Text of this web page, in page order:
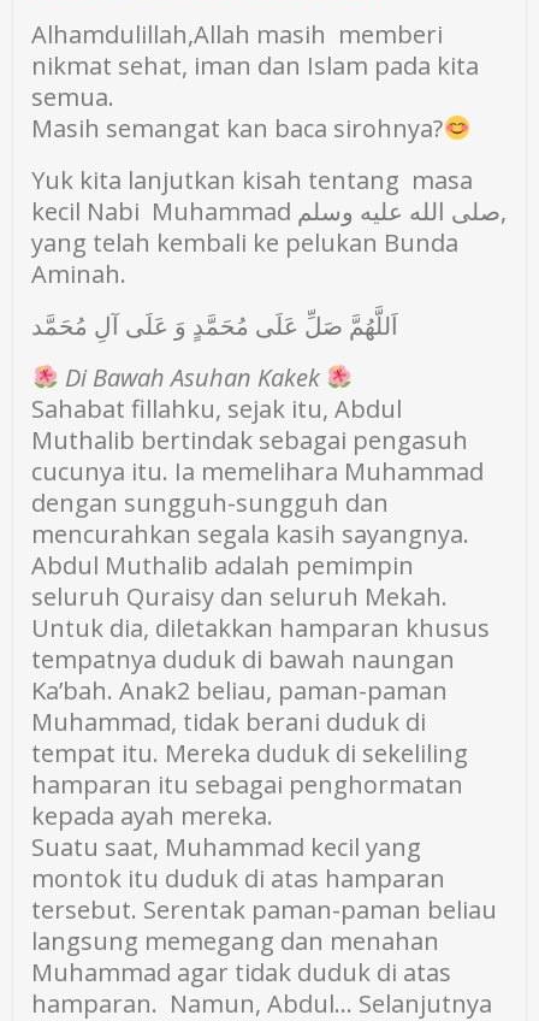
Alhamdulillah,Allah masih memberi
nikmat sehat, iman dan Islam pada kita
semua.
Masih semangat kan baca sirohnya?
Yuk kita lanjutkan kisah tentang masa
kecil Nabi Muhammad صلى الله عليه وسلم,
yang telah kembali ke pelukan Bunda
Aminah.
اَللَّهُمَّ صَلِّ عَلَى مُحَمَّدٍ وَ عَلَى آلِ مُحَمَّد
Di Bawah Asuhan Kakek
Sahabat fillahku, sejak itu, Abdul
Muthalib bertindak sebagai pengasuh
cucunya itu. Ia memelihara Muhammad
dengan sungguh-sungguh dan
mencurahkan segala kasih sayangnya.
Abdul Muthalib adalah pemimpin
seluruh Quraisy dan seluruh Mekah.
Untuk dia, diletakkan hamparan khusus
tempatnya duduk di bawah naungan
Ka’bah. Anak2 beliau, paman-paman
Muhammad, tidak berani duduk di
tempat itu. Mereka duduk di sekeliling
hamparan itu sebagai penghormatan
kepada ayah mereka.
Suatu saat, Muhammad kecil yang
montok itu duduk di atas hamparan
tersebut. Serentak paman-paman beliau
langsung memegang dan menahan
Muhammad agar tidak duduk di atas
hamparan. Namun, Abdul… Selanjutnya